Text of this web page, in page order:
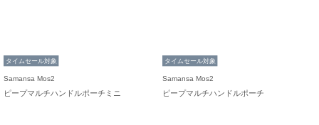
タイムセール対象
Samansa Mos2
ピープマルチハンドルポーチミニ
タイムセール対象
Samansa Mos2
ピープマルチハンドルポーチ